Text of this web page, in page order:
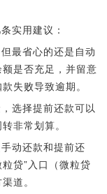
实用建议：
最省心的还是自动
是否充足，并留意
失败导致逾期。
选择提前还款可以
非常划算。
动还款和提前还
贷”入口（微粒贷
道。